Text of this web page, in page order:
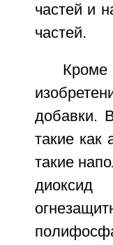
частей и
частей.
добавки.
такие
такие
диоксид